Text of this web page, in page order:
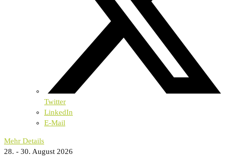
Twitter
LinkedIn
E-Mail
Mehr Details
28. - 30. August 2026